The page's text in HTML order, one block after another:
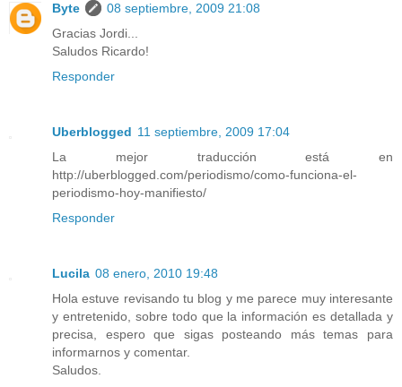
Byte
08 septiembre, 2009 21:08
Gracias Jordi...
Saludos Ricardo!
Responder
Uberblogged 11 septiembre, 2009 17:04
La mejor traducción está en
http://uberblogged.com/periodismo/como-funciona-el-
periodismo-hoy-manifiesto/
Responder
Lucila 08 enero, 2010 19:48
Hola estuve revisando tu blog y me parece muy interesante
y entretenido, sobre todo que la información es detallada y
precisa, espero que sigas posteando más temas para
informarnos y comentar.
Saludos.